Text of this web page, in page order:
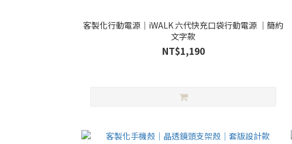
客製化行動電源｜iWALK 六代快充口袋行動電源 ｜簡約
文字款
NT$1,190